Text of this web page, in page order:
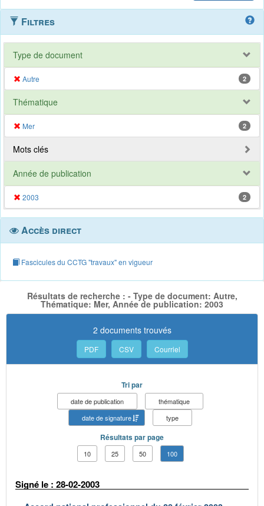
Filtres
Type de document
Autre 2
Thématique
Mer 2
Mots clés
Année de publication
2003 2
Accès direct
Fascicules du CCTG "travaux" en vigueur
Résultats de recherche : - Type de document: Autre,
Thématique: Mer, Année de publication: 2003
2 documents trouvés
PDF CSV Courriel
Tri par
date de publication
thématique
date de signature
type
Résultats par page
10 25 50 100
Signé le : 28-02-2003